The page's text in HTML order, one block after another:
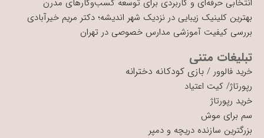
بهترین کلینیک زیبایی در نزدیک شهر اندیشه؛ دکتر مریم خیرآبادی
بررسی کیفیت آموزشی مدارس خصوصی در تهران
تبلیغات متنی
خرید فالوور / بازی کودکانه دخترانه
رپورتاژ/ کیت اعتیاد
خرید رپورتاژ
سم برای موش
بزرگترین سازنده دریچه و دمپر